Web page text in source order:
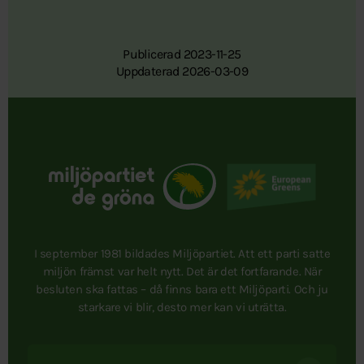
Publicerad 2023-11-25
Uppdaterad 2026-03-09
I september 1981 bildades Miljöpartiet. Att ett parti satte
miljön främst var helt nytt. Det är det fortfarande. När
besluten ska fattas – då finns bara ett Miljöparti. Och ju
starkare vi blir, desto mer kan vi uträtta.